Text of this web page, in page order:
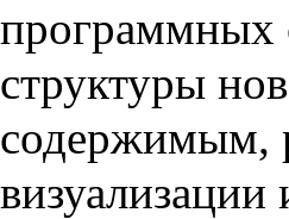
программных
структуры
содержимым,